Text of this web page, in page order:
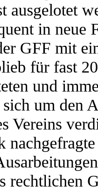
ausgelotet
in neue
GFF mit
für fast
und
um den
Vereins
rechtlichen